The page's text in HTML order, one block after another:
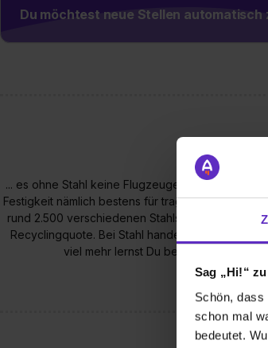
Sag „Hi!“
Schön,
schon mal
bedeutet.
Du möchtest neue Stellen automatisch
... es ohne Stahl keine Flugzeuge, Hochhäuser,
Festigkeit nämlich bestens für tragende
rund 2.500 verschiedenen Stahlsorten wählen.
Recyclingquote. Bei Stahl handelt es sich um
viel mehr lernst Du bei uns im